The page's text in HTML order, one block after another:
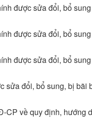
được sửa đổi, bổ
được sửa đổi, bổ
được sửa đổi, bổ
sửa đổi, bổ sung, bị
CP về quy định, hướng